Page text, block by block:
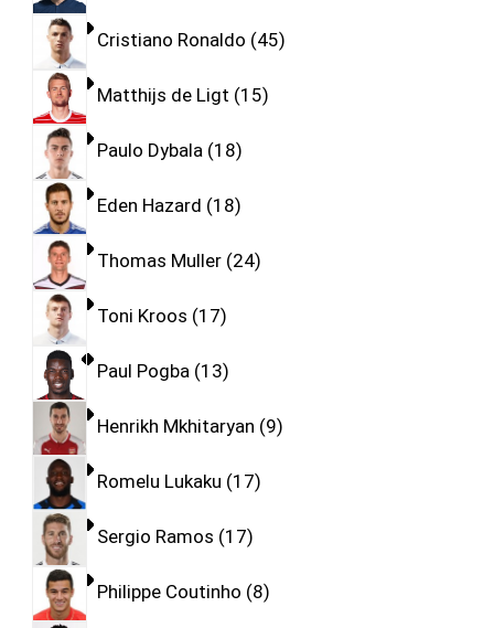
Cristiano Ronaldo 45
Matthijs de Ligt 15
Paulo Dybala 18
Eden Hazard 18
Thomas Muller 24
Toni Kroos 17
Paul Pogba 13
Henrikh Mkhitaryan 9
Romelu Lukaku 17
Sergio Ramos 17
Philippe Coutinho 8